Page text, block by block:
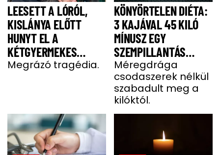
LEESETT A LÓRÓL,
KISLÁNYA ELŐTT
HUNYT EL A
KÉTGYERMEKES
DONATELLA
Megrázó tragédia.
KÖNYÖRTELEN DIÉTA:
3 KAJÁVAL 45 KILÓ
MÍNUSZ EGY
SZEMPILLANTÁS
ALATT
Méregdrága
csodaszerek nélkül
szabadult meg a
kilóktól.